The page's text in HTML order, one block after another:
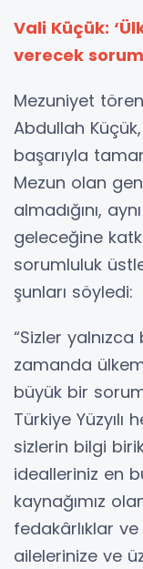
Vali Küçük:
verecek
Mezuniyet
Abdullah
başarıyla
Mezun olan
almadığını,
geleceğine
sorumluluk
şunları söyledi:
“Sizler
zamanda
büyük bir
Türkiye
sizlerin bilgi
idealleriniz en
kaynağımız
fedakârlıklar
ailelerinize ve